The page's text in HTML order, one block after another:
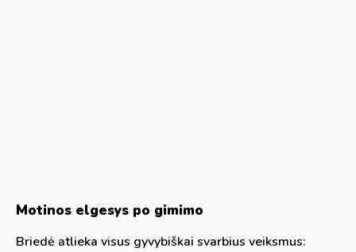
Motinos elgesys po gimimo
Briedė atlieka visus gyvybiškai svarbius veiksmus: